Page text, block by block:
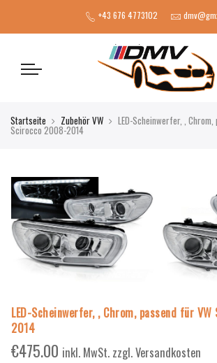
+43 676 4773102
Startseite Zubehör VW LED-Scheinwerfer, ,
Scirocco 2008-2014
LED-Scheinwerfer, , Chrom, passend für
2014
€475.00 inkl. MwSt. zzgl. Versandkosten